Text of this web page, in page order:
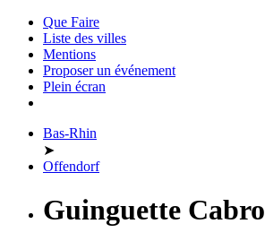
Que Faire
Liste des villes
Mentions
Proposer un événement
Plein écran
Bas-Rhin
➤
Offendorf
Guinguette Cabro